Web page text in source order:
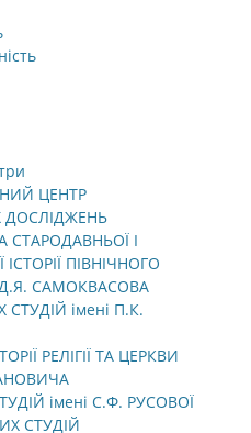
ЦЕНТР
ДОСЛІДЖЕНЬ
СТАРОДАВНЬОЇ І
ПІВНІЧНОГО
САМОКВАСОВА
імені П.К.
РЕЛІГІЇ ТА ЦЕРКВИ
імені С.Ф. РУСОВОЇ
СТУДІЙ